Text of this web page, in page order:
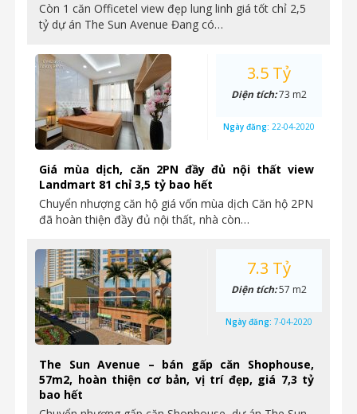
Còn 1 căn Officetel view đẹp lung linh giá tốt chỉ 2,5
tỷ dự án The Sun Avenue Đang có…
Giá mùa dịch, căn 2PN đầy đủ nội thất view
Landmart 81 chỉ 3,5 tỷ bao hết
Chuyển nhượng căn hộ giá vốn mùa dịch Căn hộ 2PN
đã hoàn thiện đầy đủ nội thất, nhà còn…
3.5 Tỷ
Diện tích:73 m2
Ngày đăng: 22-04-2020
The Sun Avenue – bán gấp căn Shophouse,
57m2, hoàn thiện cơ bản, vị trí đẹp, giá 7,3 tỷ
bao hết
7.3 Tỷ
Diện tích:57 m2
Ngày đăng: 7-04-2020